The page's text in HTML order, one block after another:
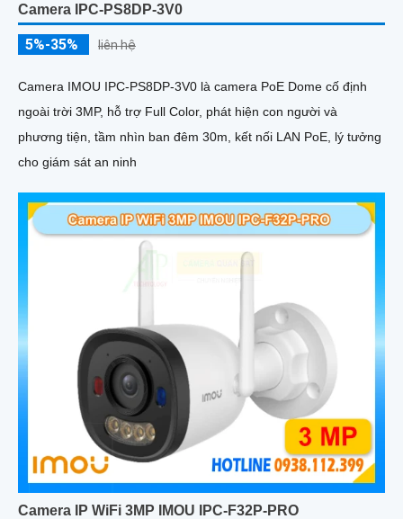
Camera IPC-PS8DP-3V0
5%-35% liên hệ
Camera IMOU IPC-PS8DP-3V0 là camera PoE Dome cố định
ngoài trời 3MP, hỗ trợ Full Color, phát hiện con người và
phương tiện, tầm nhìn ban đêm 30m, kết nối LAN PoE, lý tưởng
cho giám sát an ninh
Camera IP WiFi 3MP IMOU IPC-F32P-PRO